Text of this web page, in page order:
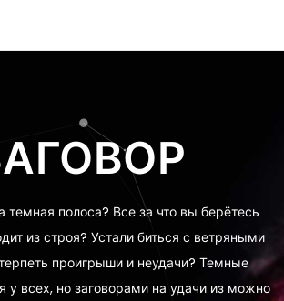
темная полоса? Все за что вы берётесь
из строя? Устали биться с ветряными
проигрыши и неудачи? Темные
у всех, но заговорами на удачи из можно